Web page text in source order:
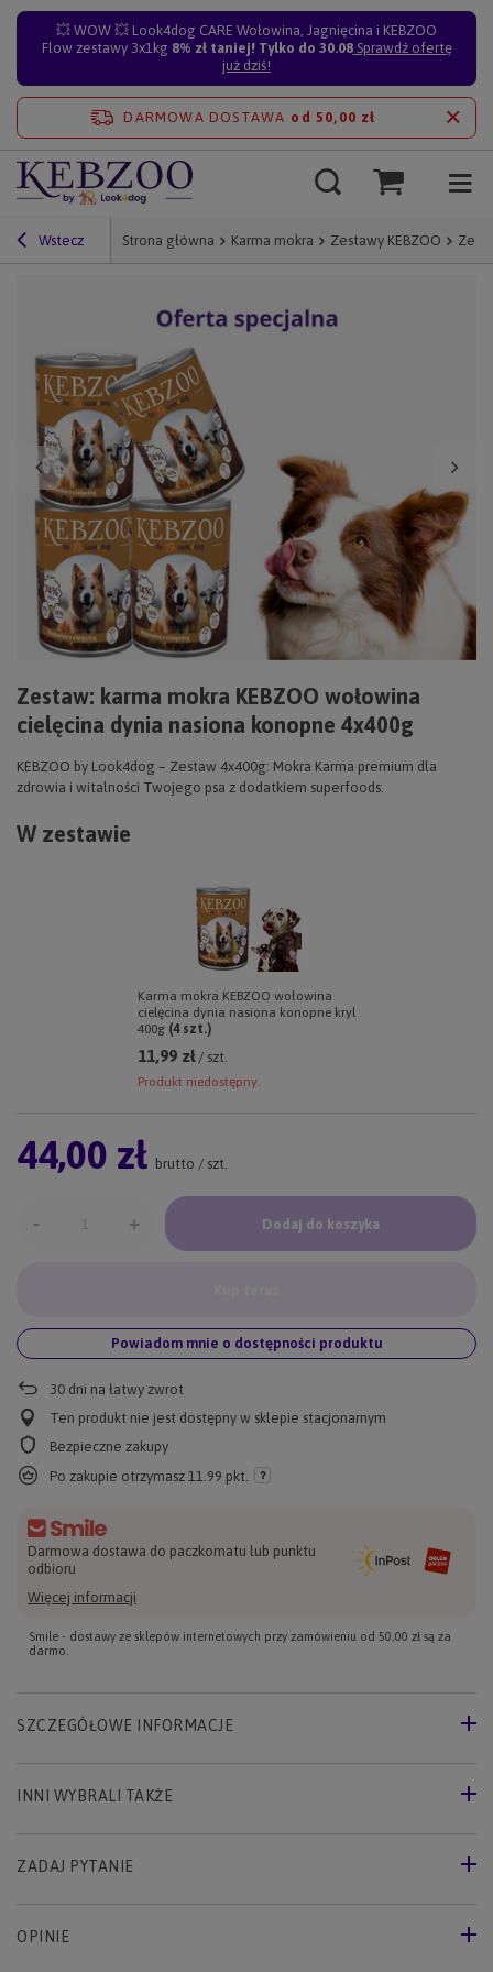
💥 WOW 💥 Look4dog CARE Wołowina, Jagnięcina i KEBZOO
Flow zestawy 3x1kg 8% zł taniej! Tylko do 30.08Sprawdź ofertę
już dziś!
DARMOWA DOSTAWA od 50,00 zł
Wstecz Strona główna Karma mokra Zestawy KEBZOO
Zestaw: karma mokra KEBZOO wołowina
cielęcina dynia nasiona konopne 4x400g
KEBZOO by Look4dog – Zestaw 4x400g: Mokra Karma premium dla
zdrowia i witalności Twojego psa z dodatkiem superfoods.
W zestawie
Karma mokra KEBZOO wołowina
cielęcina dynia nasiona konopne kryl
400g(4szt.)
11,99 zł/ szt.
Produkt niedostępny.
44,00 zł brutto / szt.
- + Dodaj do koszyka
Powiadom mnie o dostępności produktu
30 dni na łatwy zwrot
Ten produkt nie jest dostępny w sklepie stacjonarnym
Bezpieczne zakupy
Po zakupie otrzymasz 11.99 pkt.
Darmowa dostawa do paczkomatu lub punktu
odbioru
Więcej informacji
Smile - dostawy ze sklepów internetowych przy zamówieniu od 50,00 zł są za
darmo.
SZCZEGÓŁOWE INFORMACJE
INNI WYBRALI TAKŻE
ZADAJ PYTANIE
OPINIE